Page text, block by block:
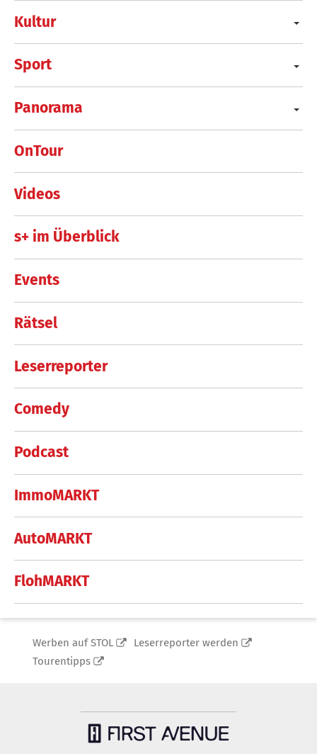
Kultur
Sport
Panorama
OnTour
Videos
s+ im Überblick
Events
Rätsel
Leserreporter
Comedy
Podcast
ImmoMARKT
AutoMARKT
FlohMARKT
Werben auf STOL
Leserreporter werden
Tourentipps